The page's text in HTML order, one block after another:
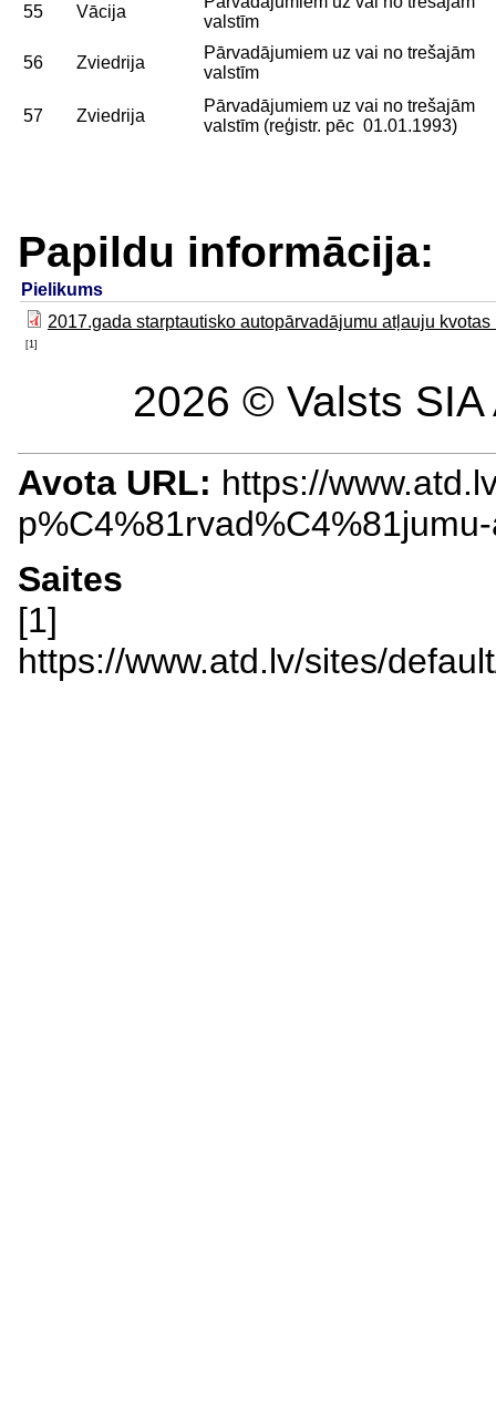
55 Vācija
valstīm
56 Zviedrija
Pārvadājumiem uz vai no trešajām
valstīm
57 Zviedrija
Pārvadājumiem uz vai no trešajām
valstīm (reģistr. pēc 01.01.1993)
Papildu informācija:
Pielikums
2017.gada starptautisko autopārvadājumu atļauju
[1]
2026 © Valsts
Avota URL: https://
Saites
[1]
https://www.atd.lv/sites/